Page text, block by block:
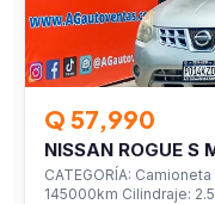
Q 57,990
NISSAN ROGUE S
CATEGORÍA:
145000km Cilindraje: